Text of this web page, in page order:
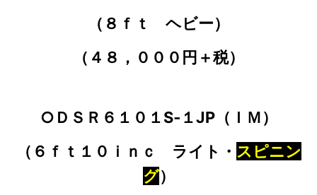
（８ｆｔ ヘビー）
（４８，０００円＋税）
○ＤＳＲ６１０１S‐１JP（ＩＭ）
（６ｆｔ１０ｉｎｃ ライト・ スピニン
グ）